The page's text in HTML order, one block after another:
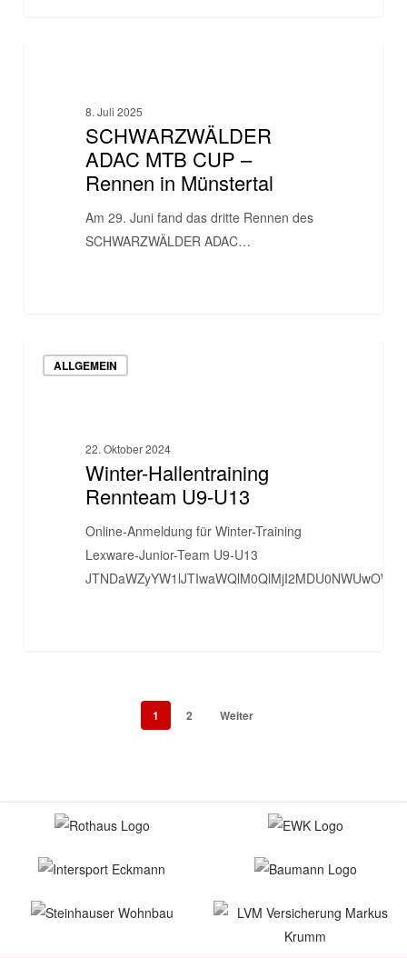
8. Juli 2025
SCHWARZWÄLDER
ADAC MTB CUP –
Rennen in Münstertal
Am 29. Juni fand das dritte Rennen des
SCHWARZWÄLDER ADAC…
Hallentraining
ALLGEMEIN
22. Oktober 2024
Winter-Hallentraining
Rennteam U9-U13
Online-Anmeldung für Winter-Training
Lexware-Junior-Team U9-U13
1 2 Weiter